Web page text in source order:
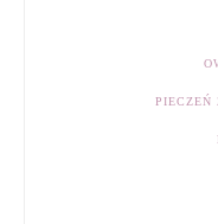
PIECZEŃ